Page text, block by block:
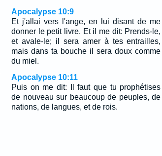
Apocalypse 10:9
Et j'allai vers l'ange, en lui disant de me
donner le petit livre. Et il me dit: Prends-le,
et avale-le; il sera amer à tes entrailles,
mais dans ta bouche il sera doux comme
du miel.
Apocalypse 10:11
Puis on me dit: Il faut que tu prophétises
de nouveau sur beaucoup de peuples, de
nations, de langues, et de rois.